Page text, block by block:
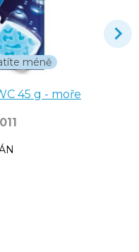
méně
45 g - moře